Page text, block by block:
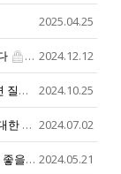
2025.04.25
(2)2024.12.12
리눅스 파일 시스템 및 네트워크 공부 관련 질문입니다. (1)
2024.10.25
ioremap_cache()로 remap 한 메모리에 대한 cache coherency 처리 관련 2024.07.02
arm32, arm64 둘중 어느거로 시작하는게 좋을지 여쭤보고싶습니다. 2024.05.21